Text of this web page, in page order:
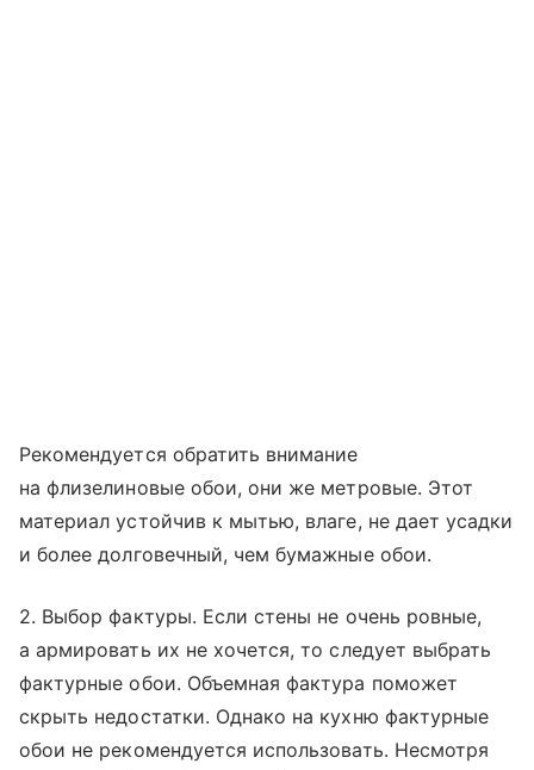
Рекомендуется обратить внимание
на флизелиновые обои, они же метровые. Этот
материал устойчив к мытью, влаге, не дает усадки
и более долговечный, чем бумажные обои.
2. Выбор фактуры. Если стены не очень ровные,
а армировать их не хочется, то следует выбрать
фактурные обои. Объемная фактура поможет
скрыть недостатки. Однако на кухню фактурные
обои не рекомендуется использовать. Несмотря